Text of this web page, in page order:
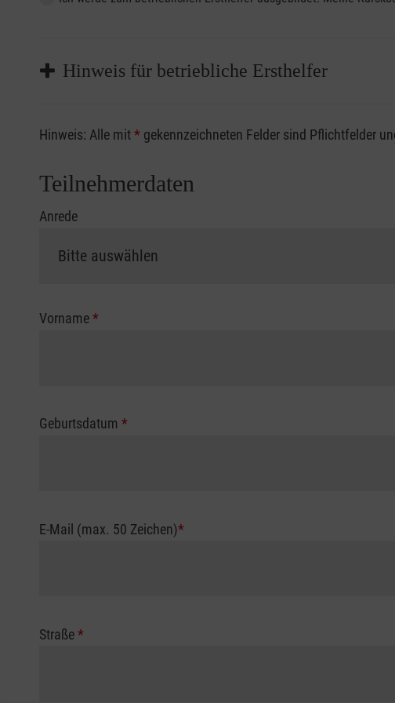
Hinweis für betriebliche Ersthelfer
Sofern Sie ein Kostenübernahmeverfahren Ihrer
vorliegen müssen. Andernfalls erfolgt eine Abrechnung der
Hinweis: Alle mit* gekennzeichneten Felder sind Pflichtfelder
Teilnehmerdaten
Anrede
Vorname*
Geburtsdatum *
E-Mail (max. 50 Zeichen)*
Straße*